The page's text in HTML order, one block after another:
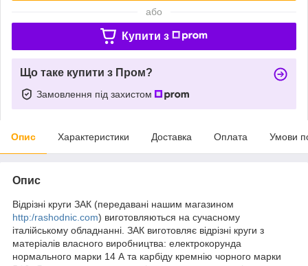
або
Купити з
Що таке купити з Пром?
Замовлення під захистом
Опис Характеристики Доставка Оплата Умови
Опис
Відрізні круги ЗАК (передавані нашим магазином
http:/rashodnic.com) виготовляються на сучасному
італійському обладнанні. ЗАК виготовляє відрізні круги з
матеріалів власного виробництва: електрокорунда
нормального марки 14 А та карбіду кремнію чорного марки